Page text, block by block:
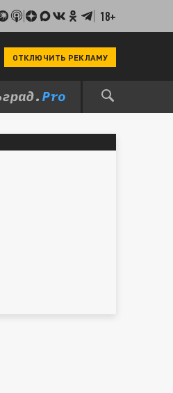
18+
ОТКЛЮЧИТЬ РЕКЛАМУ